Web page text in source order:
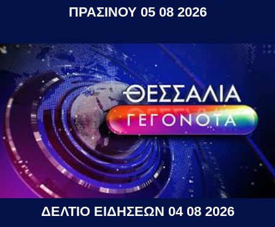
ΠΡΑΣΙΝΟΥ 05 08 2026
ΔΕΛΤΙΟ ΕΙΔΗΣΕΩΝ 04 08 2026